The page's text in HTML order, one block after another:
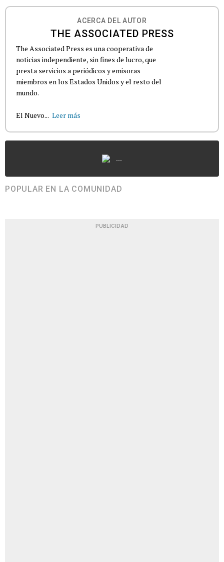
ACERCA DEL AUTOR
THE ASSOCIATED PRESS
The Associated Press es una cooperativa de
noticias independiente, sin fines de lucro, que
presta servicios a periódicos y emisoras
miembros en los Estados Unidos y el resto del
mundo.
El Nuevo... Leer más
...
POPULAR EN LA COMUNIDAD
PUBLICIDAD